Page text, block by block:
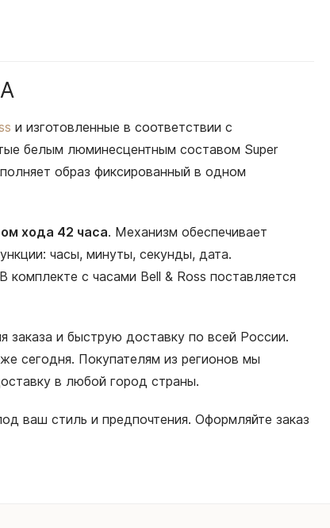
и изготовленные в соответствии с
белым люминесцентным составом Super
образ фиксированный в одном
хода 42 часа. Механизм обеспечивает
часы, минуты, секунды, дата.
с часами Bell & Ross поставляется
заказа и быструю доставку по всей России.
сегодня. Покупателям из регионов мы
в любой город страны.
ваш стиль и предпочтения. Оформляйте заказ